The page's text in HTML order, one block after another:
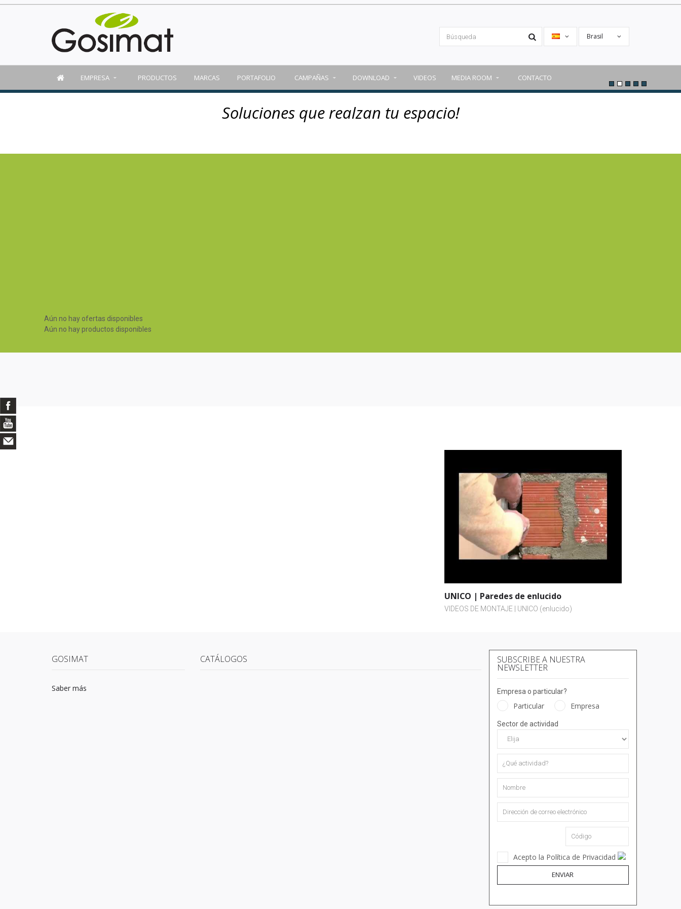
Brasil
EMPRESA PRODUCTOS MARCAS PORTAFOLIO CAMPAÑAS DOWNLOAD VIDEOS MEDIA ROOM CONTACTO
Soluciones que realzan tu espacio!
Aún no hay ofertas disponibles
Aún no hay productos disponibles
UNICO | Paredes de enlucido
VIDEOS DE MONTAJE | UNICO (enlucido)
GOSIMAT
Saber más
CATÁLOGOS SUBSCRIBE A NUESTRA
NEWSLETTER
Empresa o particular?
Particular Empresa
Sector de actividad
Acepto la Política de Privacidad
ENVIAR